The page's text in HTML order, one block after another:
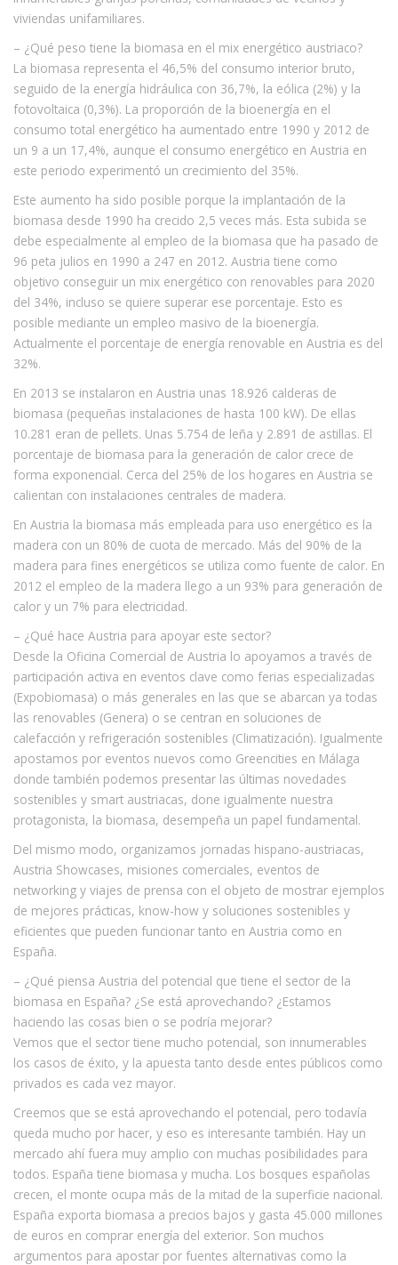
viviendas unifamiliares.
– ¿Qué peso tiene la biomasa en el mix energético austriaco?
La biomasa representa el 46,5% del consumo interior bruto,
seguido de la energía hidráulica con 36,7%, la eólica (2%) y la
fotovoltaica (0,3%). La proporción de la bioenergía en el
consumo total energético ha aumentado entre 1990 y 2012 de
un 9 a un 17,4%, aunque el consumo energético en Austria en
este periodo experimentó un crecimiento del 35%.
Este aumento ha sido posible porque la implantación de la
biomasa desde 1990 ha crecido 2,5 veces más. Esta subida se
debe especialmente al empleo de la biomasa que ha pasado de
96 peta julios en 1990 a 247 en 2012. Austria tiene como
objetivo conseguir un mix energético con renovables para 2020
del 34%, incluso se quiere superar ese porcentaje. Esto es
posible mediante un empleo masivo de la bioenergía.
Actualmente el porcentaje de energía renovable en Austria es del
32%.
En 2013 se instalaron en Austria unas 18.926 calderas de
biomasa (pequeñas instalaciones de hasta 100 kW). De ellas
10.281 eran de pellets. Unas 5.754 de leña y 2.891 de astillas. El
porcentaje de biomasa para la generación de calor crece de
forma exponencial. Cerca del 25% de los hogares en Austria se
calientan con instalaciones centrales de madera.
En Austria la biomasa más empleada para uso energético es la
madera con un 80% de cuota de mercado. Más del 90% de la
madera para fines energéticos se utiliza como fuente de calor. En
2012 el empleo de la madera llego a un 93% para generación de
calor y un 7% para electricidad.
– ¿Qué hace Austria para apoyar este sector?
Desde la Oficina Comercial de Austria lo apoyamos a través de
participación activa en eventos clave como ferias especializadas
(Expobiomasa) o más generales en las que se abarcan ya todas
las renovables (Genera) o se centran en soluciones de
calefacción y refrigeración sostenibles (Climatización). Igualmente
apostamos por eventos nuevos como Greencities en Málaga
donde también podemos presentar las últimas novedades
sostenibles y smart austriacas, done igualmente nuestra
protagonista, la biomasa, desempeña un papel fundamental.
Del mismo modo, organizamos jornadas hispano-austriacas,
Austria Showcases, misiones comerciales, eventos de
networking y viajes de prensa con el objeto de mostrar ejemplos
de mejores prácticas, know-how y soluciones sostenibles y
eficientes que pueden funcionar tanto en Austria como en
España.
– ¿Qué piensa Austria del potencial que tiene el sector de la
biomasa en España? ¿Se está aprovechando? ¿Estamos
haciendo las cosas bien o se podría mejorar?
Vemos que el sector tiene mucho potencial, son innumerables
los casos de éxito, y la apuesta tanto desde entes públicos como
privados es cada vez mayor.
Creemos que se está aprovechando el potencial, pero todavía
queda mucho por hacer, y eso es interesante también. Hay un
mercado ahí fuera muy amplio con muchas posibilidades para
todos. España tiene biomasa y mucha. Los bosques españolas
crecen, el monte ocupa más de la mitad de la superficie nacional.
España exporta biomasa a precios bajos y gasta 45.000 millones
de euros en comprar energía del exterior. Son muchos
argumentos para apostar por fuentes alternativas como la